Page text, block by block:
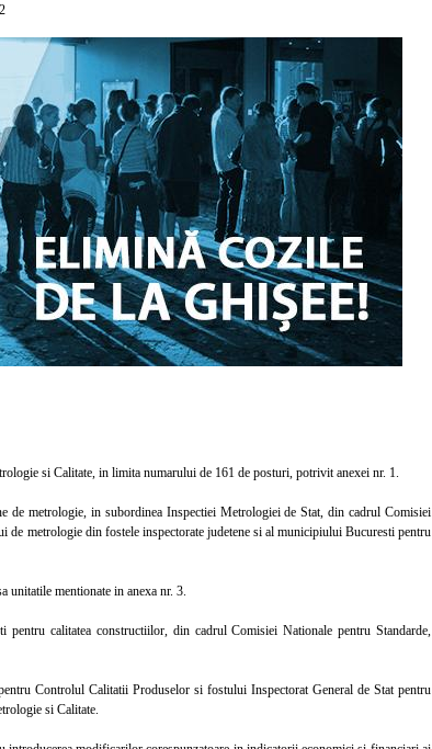
si Calitate, in limita numarului de 161 de posturi, potrivit anexei nr. 1.
metrologie, in subordinea Inspectiei Metrologiei de Stat, din cadrul Comisiei
metrologie din fostele inspectorate judetene si al municipiului Bucuresti pentru
mentionate in anexa nr. 3.
calitatea constructiilor, din cadrul Comisiei Nationale pentru Standarde,
Controlul Calitatii Produselor si fostului Inspectorat General de Stat pentru
si Calitate.